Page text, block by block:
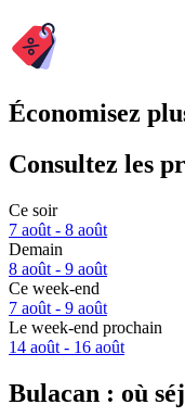
Économisez
Consultez les
Ce soir
7 août - 8 août
Demain
8 août - 9 août
Ce week-end
7 août - 9 août
Le week-end prochain
14 août - 16 août
Bulacan : où